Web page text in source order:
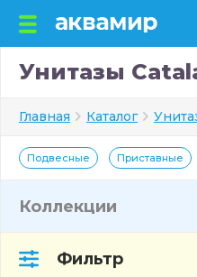
Унитазы
Главная Каталог
Подвесные Приставные
Коллекции
Фильтр